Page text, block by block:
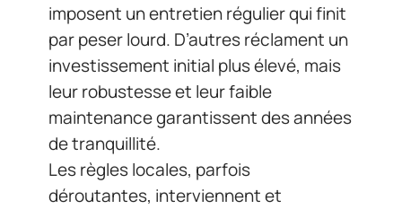
imposent un entretien régulier qui finit
par peser lourd. D’autres réclament un
investissement initial plus élevé, mais
leur robustesse et leur faible
maintenance garantissent des années
de tranquillité.
Les règles locales, parfois
déroutantes, interviennent et